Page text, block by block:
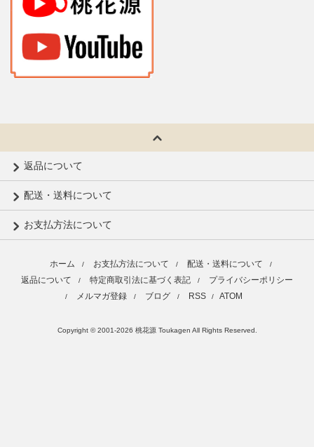
返品について
配送・送料について
お支払方法について
ホーム / お支払方法について / 配送・送料について /
返品について / 特定商取引法に基づく表記 / プライバシーポリシー
/ メルマガ登録 / ブログ / RSS / ATOM
Copyright © 2001-2026 桃花源 Toukagen All Rights Reserved.